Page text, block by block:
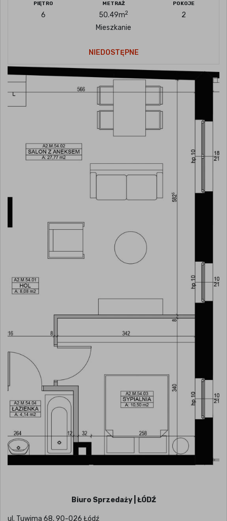
PIĘTRO
6
METRAŻ
50.49m2
POKOJE
2
Mieszkanie
NIEDOSTĘPNE
Biuro Sprzedaży | ŁÓDŹ
ul. Tuwima 68, 90-026 Łódź